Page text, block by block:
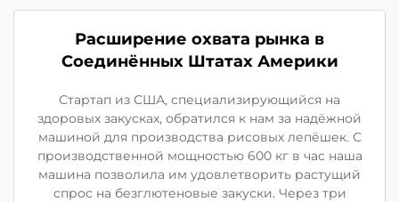
Расширение охвата рынка в
Соединённых Штатах Америки
Стартап из США, специализирующийся на
здоровых закусках, обратился к нам за надёжной
машиной для производства рисовых лепёшек. С
производственной мощностью 600 кг в час наша
машина позволила им удовлетворить растущий
спрос на безглютеновые закуски. Через три